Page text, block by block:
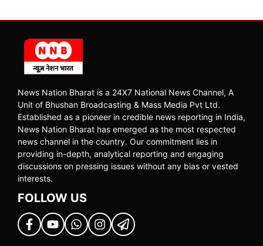
News Nation Bharat is a 24X7 National News Channel, A
Unit of Bhushan Broadcasting & Mass Media Pvt Ltd.
Established as a pioneer in credible news reporting in India,
News Nation Bharat has emerged as the most respected
news channel in the country. Our commitment lies in
providing in-depth, analytical reporting and engaging
discussions on pressing issues without any bias or vested
interests.
FOLLOW US